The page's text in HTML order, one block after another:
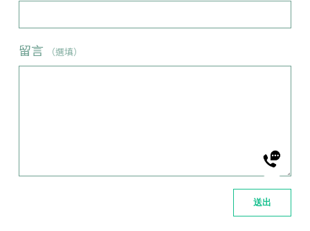
留言 （選填）
送出